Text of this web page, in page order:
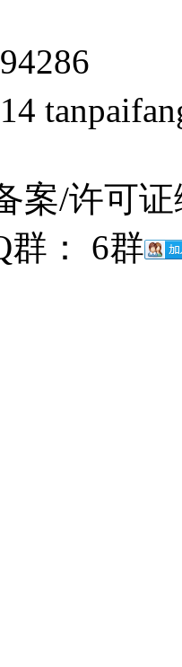
案/许可
群： 6群